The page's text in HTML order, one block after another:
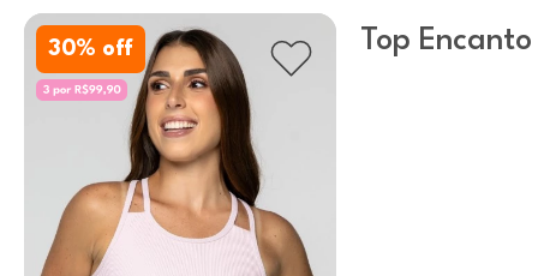
30% off Top